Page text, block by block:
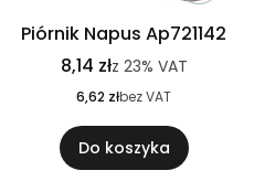
Piórnik Napus Ap721142
8,14 złz 23% VAT
6,62 złbez VAT
Do koszyka